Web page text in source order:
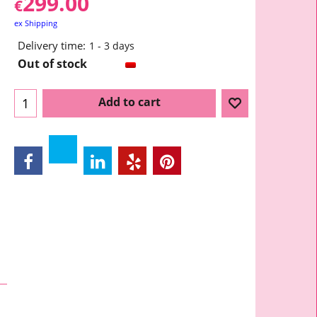
€
ex Shipping
Delivery time: 1 - 3 days
Out of stock
Add to cart